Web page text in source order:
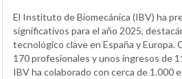
El Instituto de Biomecánica (IBV) ha
significativos para el año 2025,
tecnológico clave en España y Europa.
170 profesionales y unos ingresos de
IBV ha colaborado con cerca de 1.000